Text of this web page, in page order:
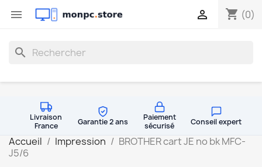
 shopping_cart (0)

search
Livraison
France
Garantie 2 ans
Paiement
sécurisé
Conseil expert
Accueil Impression
BROTHER cart JE no bk MFC-
J5/6